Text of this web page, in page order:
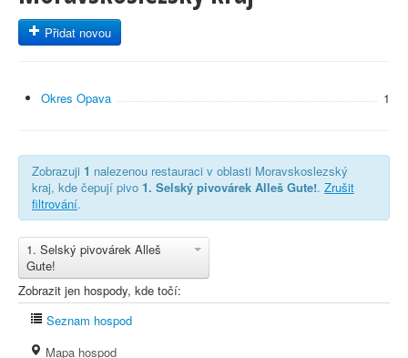
Přidat novou
Okres Opava 1
Zobrazuji 1 nalezenou restauraci v oblasti Moravskoslezský
kraj, kde čepují pivo 1. Selský pivovárek Alleš Gute!. Zrušit
filtrování.
1. Selský pivovárek Alleš
Gute!
Zobrazit jen hospody, kde točí:
Seznam hospod
Mapa hospod